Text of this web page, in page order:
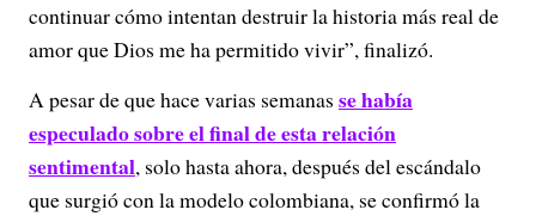
continuar cómo intentan destruir la historia más real de
amor que Dios me ha permitido vivir”, finalizó.
A pesar de que hace varias semanas se había
especulado sobre el final de esta relación
sentimental, solo hasta ahora, después del escándalo
que surgió con la modelo colombiana, se confirmó la